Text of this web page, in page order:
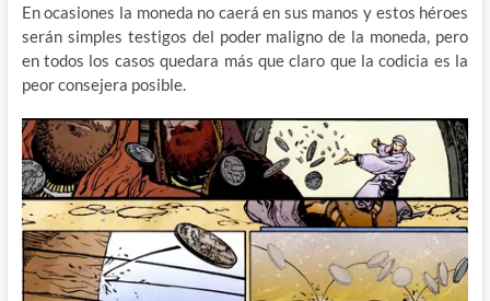
En ocasiones la moneda no caerá en sus manos y estos héroes
serán simples testigos del poder maligno de la moneda, pero
en todos los casos quedara más que claro que la codicia es la
peor consejera posible.